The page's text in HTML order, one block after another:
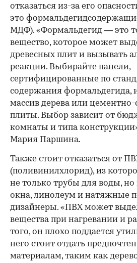
отказаться из-за его
это
МДФ). «Формальдегид — это
вещество, которое может
древесных плит и вызывать
реакции. Выбирайте панели,
сертифицированные по
содержания формальдегида,
массив дерева или
плиты. Выбор зависит от
комнаты и типа
Мария Паршина.
Также стоит отказаться от
(поливинилхлорид), из
не только трубы для воды,
окна, линолеум и натяжные
дизайнеры. «ПВХ может
вещества при нагревании и
того, он плохо поддается
него стоит отдать
материалам, таким как